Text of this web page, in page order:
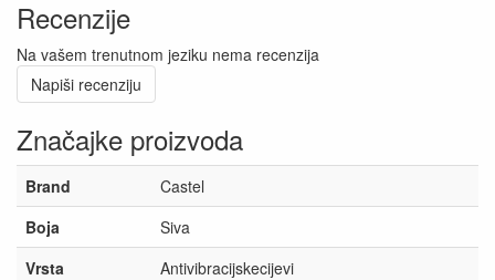
Recenzije
Na vašem trenutnom jeziku nema recenzija
Napiši recenziju
Značajke proizvoda
Brand
Castel
Boja
Siva
Vrsta
Antivibracijskecijevi